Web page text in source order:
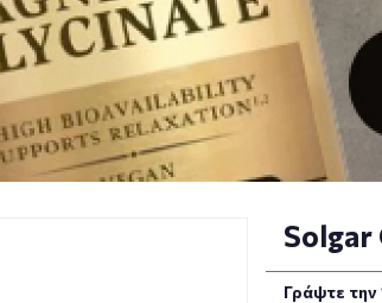
Solgar
Γράψτε την